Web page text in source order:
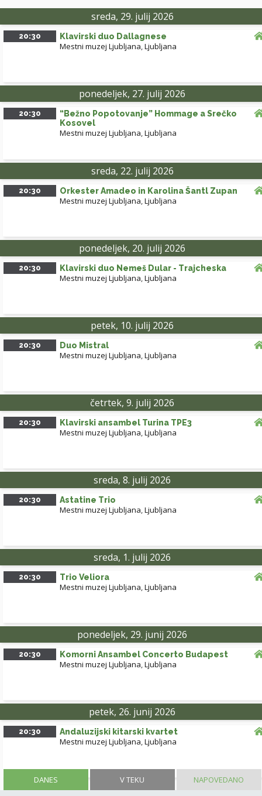
DANES V TEKU NAPOVEDANO
sreda, 29. julij 2026
20:30 Klavirski duo Dallagnese
Mestni muzej Ljubljana,Ljubljana
ponedeljek, 27. julij 2026
20:30
“Bežno Popotovanje” Hommage a Srečko
Kosovel
Mestni muzej Ljubljana,Ljubljana
sreda, 22. julij 2026
20:30 Orkester Amadeo in Karolina Šantl Zupan
Mestni muzej Ljubljana,Ljubljana
ponedeljek, 20. julij 2026
20:30 Klavirski duo Nemeš Dular - Trajcheska
Mestni muzej Ljubljana,Ljubljana
petek, 10. julij 2026
20:30 Duo Mistral
Mestni muzej Ljubljana,Ljubljana
četrtek, 9. julij 2026
20:30 Klavirski ansambel Turina TPE3
Mestni muzej Ljubljana,Ljubljana
sreda, 8. julij 2026
20:30 Astatine Trio
Mestni muzej Ljubljana,Ljubljana
sreda, 1. julij 2026
20:30 Trio Veliora
Mestni muzej Ljubljana,Ljubljana
ponedeljek, 29. junij 2026
20:30 Komorni Ansambel Concerto Budapest
Mestni muzej Ljubljana,Ljubljana
petek, 26. junij 2026
20:30 Andaluzijski kitarski kvartet
Mestni muzej Ljubljana,Ljubljana